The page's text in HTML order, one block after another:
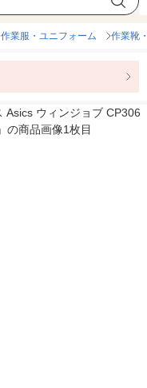
作業服・ユニフォーム 作業靴